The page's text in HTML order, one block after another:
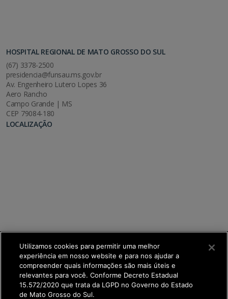
HOSPITAL REGIONAL DE MATO GROSSO DO SUL
(67) 3378-2500
presidencia@funsau.ms.gov.br
Av. Engenheiro Lutero Lopes 36
Aero Rancho
Campo Grande | MS
CEP 79084-180
LOCALIZAÇÃO
Utilizamos cookies para permitir uma melhor
experiência em nosso website e para nos ajudar a
compreender quais informações são mais úteis e
relevantes para você. Conforme Decreto Estadual
15.572/2020 que trata da LGPD no Governo do Estado
de Mato Grosso do Sul.